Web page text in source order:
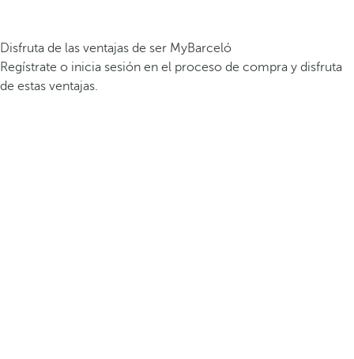
Disfruta de las ventajas de ser MyBarceló
Regístrate o inicia sesión en el proceso de compra y disfruta
de estas ventajas.